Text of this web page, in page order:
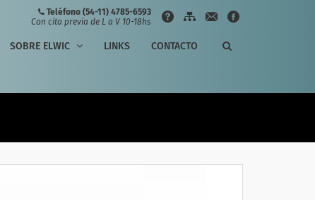
Teléfono (54-11) 4785-6593
Con cita previa de L a V 10-18hs
SOBRE ELWIC LINKS CONTACTO